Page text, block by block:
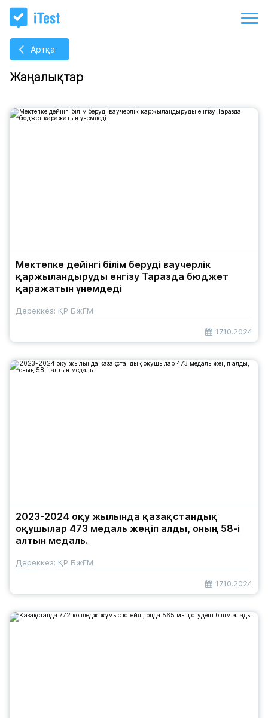
Артқа
Жаңалықтар
Мектепке дейінгі білім беруді ваучерлік
қаржыландыруды енгізу Таразда бюджет
қаражатын үнемдеді
Дереккөз: ҚР БжҒМ
17.10.2024
2023-2024 оқу жылында қазақстандық
оқушылар 473 медаль жеңіп алды, оның 58-і
алтын медаль.
Дереккөз: ҚР БжҒМ
17.10.2024